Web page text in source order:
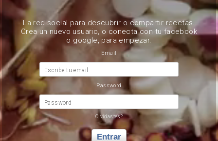
La red social para descubrir o compartir recetas.
Crea un nuevo usuario, o conecta con tu facebook
o google, para empezar.
Email
Escribe tu email
Password
Password
Olvidastes?
Entrar